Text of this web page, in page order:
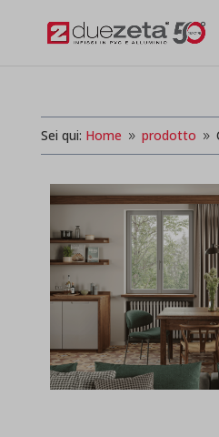
Sei qui: Home 9 prodotto 9